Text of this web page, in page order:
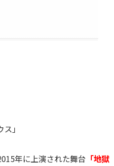
年に上演された舞台 「地獄